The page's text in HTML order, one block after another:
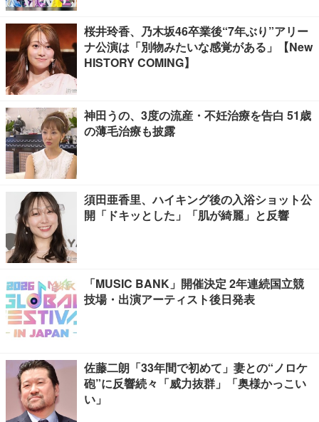
桜井玲香、乃木坂46卒業後“7年ぶり”アリー
ナ公演は「別物みたいな感覚がある」【New
HISTORY COMING】
神田うの、3度の流産・不妊治療を告白 51歳
の薄毛治療も披露
須田亜香里、ハイキング後の入浴ショット公
開「ドキッとした」「肌が綺麗」と反響
「MUSIC BANK」開催決定 2年連続国立競
技場・出演アーティスト後日発表
佐藤二朗「33年間で初めて」妻との“ノロケ
砲”に反響続々「威力抜群」「奥様かっこい
い」